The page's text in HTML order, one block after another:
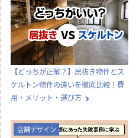
【どっちが正解？】居抜き物件とス
ケルトン物件の違いを徹底比較！費
用・メリット・選び方
店舗デザイン